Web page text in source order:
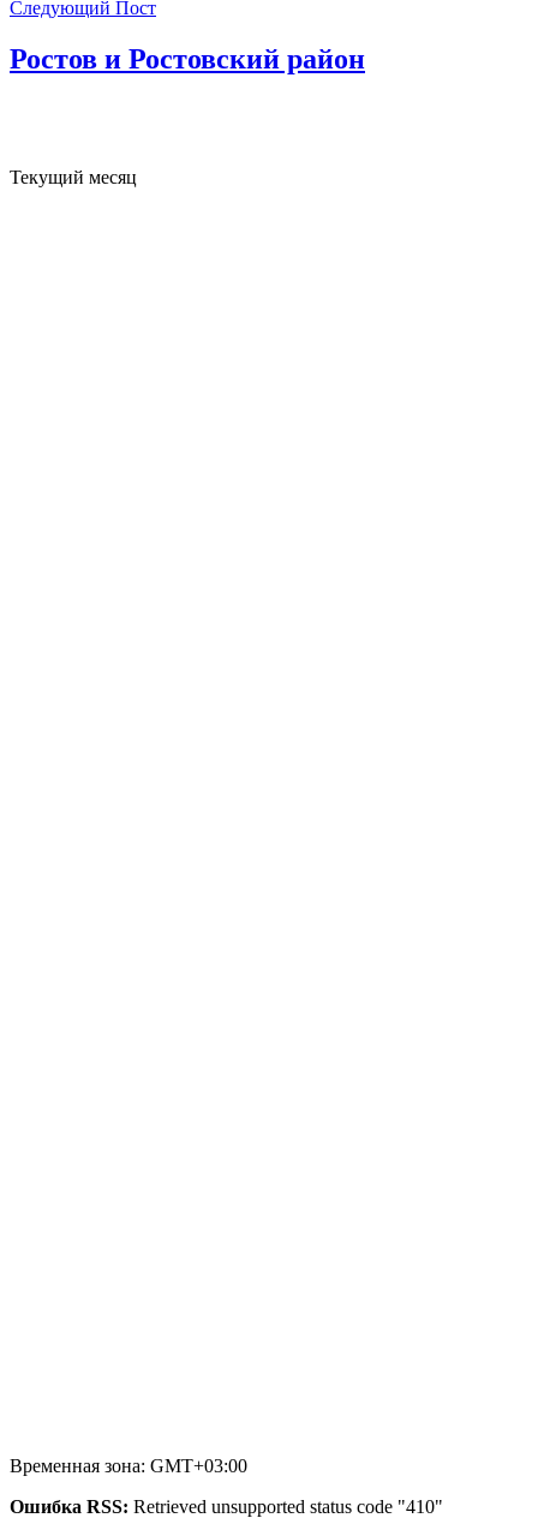
Следующий Пост
Ростов и Ростовский район
Текущий месяц
Временная зона: GMT+03:00
Ошибка RSS: Retrieved unsupported status code "410"